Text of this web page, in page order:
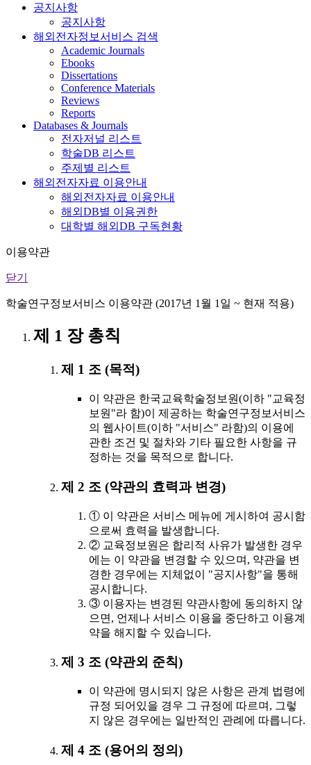
공지사항
공지사항
해외전자정보서비스 검색
Academic Journals
Ebooks
Dissertations
Conference Materials
Reviews
Reports
Databases & Journals
전자저널 리스트
학술DB 리스트
주제별 리스트
해외전자자료 이용안내
해외전자자료 이용안내
해외DB별 이용권한
대학별 해외DB 구독현황
이용약관
닫기
학술연구정보서비스 이용약관 (2017년 1월 1일 ~ 현재 적용)
제 1 장 총칙
제 1 조 (목적)
이 약관은 한국교육학술정보원(이하 "교육정
보원"라 함)이 제공하는 학술연구정보서비스
의 웹사이트(이하 "서비스" 라함)의 이용에
관한 조건 및 절차와 기타 필요한 사항을 규
정하는 것을 목적으로 합니다.
제 2 조 (약관의 효력과 변경)
① 이 약관은 서비스 메뉴에 게시하여 공시함
으로써 효력을 발생합니다.
② 교육정보원은 합리적 사유가 발생한 경우
에는 이 약관을 변경할 수 있으며, 약관을 변
경한 경우에는 지체없이 "공지사항"을 통해
공시합니다.
③ 이용자는 변경된 약관사항에 동의하지 않
으면, 언제나 서비스 이용을 중단하고 이용계
약을 해지할 수 있습니다.
제 3 조 (약관외 준칙)
이 약관에 명시되지 않은 사항은 관계 법령에
규정 되어있을 경우 그 규정에 따르며, 그렇
지 않은 경우에는 일반적인 관례에 따릅니다.
제 4 조 (용어의 정의)